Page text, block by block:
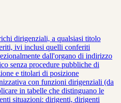
dirigenziali, a qualsiasi titolo
ivi inclusi quelli conferiti
dall'organo di indirizzo
senza procedure pubbliche di
e titolari di posizione
con funzioni dirigenziali (da
in tabelle che distinguano le
situazioni: dirigenti, dirigenti